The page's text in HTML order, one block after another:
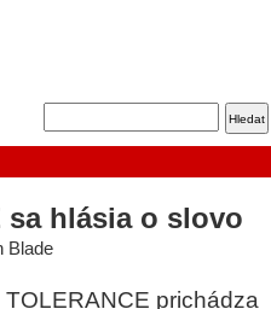
sa hlásia o slovo
Blade
prichádza